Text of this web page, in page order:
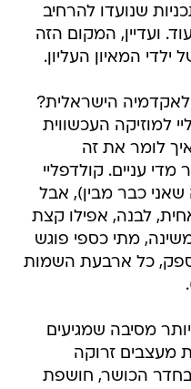
שנועדו להרחיב
ועדיין, המקום הזה
המאיון העליון.
לאקדמיה הישראלית?
למוזיקה העכשווית
לומר את זה
עניים. קולדפליי
כבר מבין), אבל
לבנה, אפילו קצת
משינה, מתי כספי פוגש
כל ארבעת השמות
מסיבה שמגיעים
מעצבים זרוקה
בחדר הכושר, חושפת